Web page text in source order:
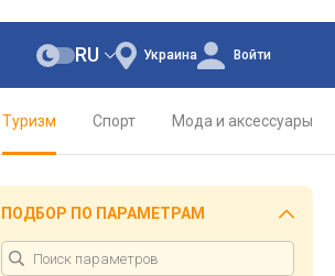
Украина
RU Войти
Туризм Спорт Мода и аксессуары
ПОДБОР ПО ПАРАМЕТРАМ